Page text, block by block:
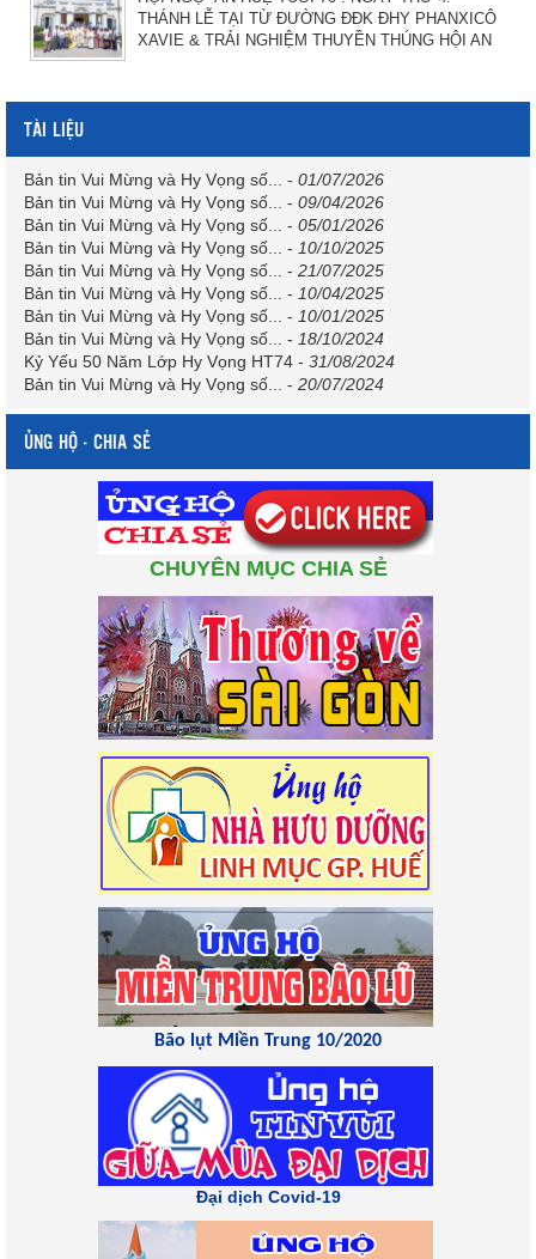
THÁNH LỄ TẠI TỪ ĐƯỜNG ĐĐK ĐHY PHANXICÔ
XAVIE & TRẢI NGHIỆM THUYỀN THÚNG HỘI AN
TÀI LIỆU
Bản tin Vui Mừng và Hy Vọng số... - 01/07/2026
Bản tin Vui Mừng và Hy Vọng số... - 09/04/2026
Bản tin Vui Mừng và Hy Vọng số... - 05/01/2026
Bản tin Vui Mừng và Hy Vọng số... - 10/10/2025
Bản tin Vui Mừng và Hy Vọng số... - 21/07/2025
Bản tin Vui Mừng và Hy Vọng số... - 10/04/2025
Bản tin Vui Mừng và Hy Vọng số... - 10/01/2025
Bản tin Vui Mừng và Hy Vọng số... - 18/10/2024
Kỷ Yếu 50 Năm Lớp Hy Vọng HT74 - 31/08/2024
Bản tin Vui Mừng và Hy Vọng số... - 20/07/2024
ỦNG HỘ - CHIA SẺ
CHUYÊN MỤC CHIA SẺ
Bão lụt Miền Trung 10/2020
Đại dịch Covid-19